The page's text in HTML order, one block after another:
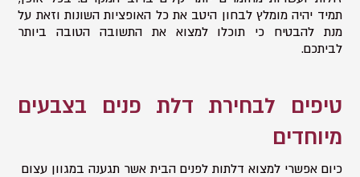
תמיד יהיה מומלץ לבחון היטב את כל האופציות השונות וזאת על
מנת להבטיח כי תוכלו למצוא את התשובה הטובה ביותר
לביתכם.
טיפים לבחירת דלת פנים בצבעים
מיוחדים
כיום אפשרי למצוא דלתות לפנים הבית אשר תגענה במגוון עצום